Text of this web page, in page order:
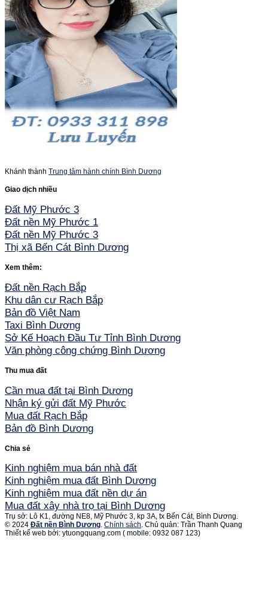
Khánh thành Trung tâm hành chính Bình Dương
Giao dịch nhiều
Đất Mỹ Phước 3
Đất nền Mỹ Phước 1
Đất nền Mỹ Phước 3
Thị xã Bến Cát Bình Dương
Xem thêm:
Đất nền Rạch Bắp
Khu dân cư Rạch Bắp
Bản đồ Việt Nam
Taxi Bình Dương
Sở Kế Hoạch Đầu Tư Tỉnh Bình Dương
Văn phòng công chứng Bình Dương
Thu mua đất
Cần mua đất tại Bình Dương
Nhận ký gửi đất Mỹ Phước
Mua đất Rạch Bắp
Bản đồ Bình Dương
Chia sẻ
Kinh nghiệm mua bán nhà đất
Kinh nghiệm mua đất Bình Dương
Kinh nghiệm mua đất nền dự án
Mua đất xây nhà trọ tại Bình Dương
Trụ sở: Lô K1, đường NE8, Mỹ Phước 3, kp 3A, tx Bến Cát, Bình Dương.
© 2024 Đất nền Bình Dương. Chính sách. Chủ quản: Trần Thanh Quang
Thiết kế web bởi: ytuongquang.com ( mobile: 0932 087 123)